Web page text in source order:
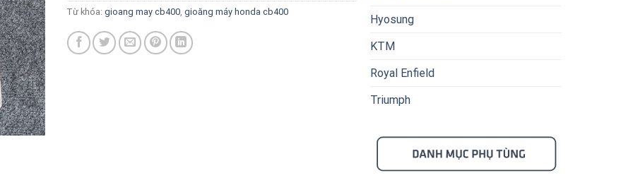
Từ khóa: gioang may cb400, gioăng máy honda cb400
Hyosung
KTM
Royal Enfield
Triumph